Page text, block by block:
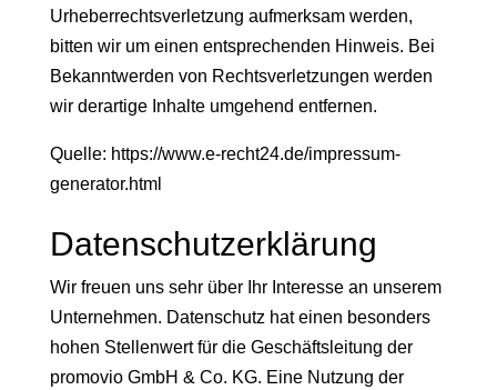
Urheberrechtsverletzung aufmerksam werden,
bitten wir um einen entsprechenden Hinweis. Bei
Bekanntwerden von Rechtsverletzungen werden
wir derartige Inhalte umgehend entfernen.
Quelle: https://www.e-recht24.de/impressum-
generator.html
Datenschutzerklärung
Wir freuen uns sehr über Ihr Interesse an unserem
Unternehmen. Datenschutz hat einen besonders
hohen Stellenwert für die Geschäftsleitung der
promovio GmbH & Co. KG. Eine Nutzung der